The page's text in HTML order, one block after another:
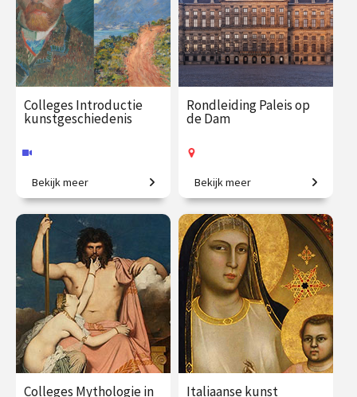
Colleges Introductie
kunstgeschiedenis
2500 jaar westerse
kunstgeschiedenis in
vogelvlucht.
€ 345.00
vanaf 28
sep.
Online
Bekijk meer
Rondleiding Paleis op
de Dam
Kom mee en ontdek het
mooiste stadhuis van de
Gouden Eeuw!
€ 27.50
vanaf 12
aug.
Op locatie
Bekijk meer
Colleges Mythologie in Italiaanse kunst